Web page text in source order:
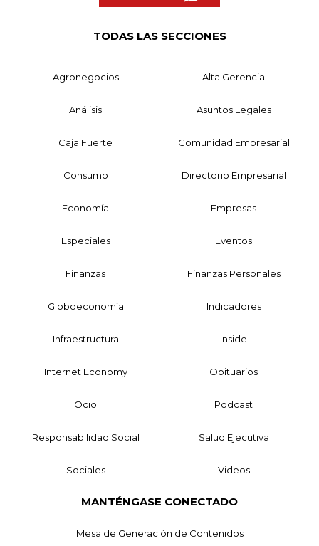
TODAS LAS SECCIONES
Agronegocios Alta Gerencia
Análisis Asuntos Legales
Caja Fuerte Comunidad Empresarial
Consumo Directorio Empresarial
Economía Empresas
Especiales Eventos
Finanzas Finanzas Personales
Globoeconomía Indicadores
Infraestructura Inside
Internet Economy Obituarios
Ocio Podcast
Responsabilidad Social Salud Ejecutiva
Sociales Videos
MANTÉNGASE CONECTADO
Mesa de Generación de Contenidos